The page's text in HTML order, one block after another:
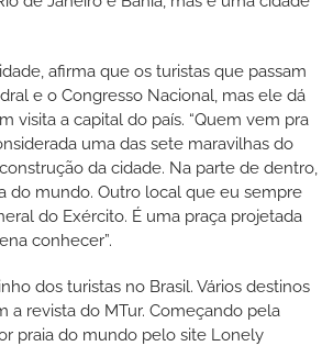
afirma que os turistas que passam
e o Congresso Nacional, mas ele dá
visita a capital do país. “Quem vem pra
uma das sete maravilhas do
da cidade. Na parte de dentro,
do mundo. Outro local que eu sempre
do Exército. É uma praça projetada
conhecer”.
dos turistas no Brasil. Vários destinos
a revista do MTur. Começando pela
praia do mundo pelo site Lonely